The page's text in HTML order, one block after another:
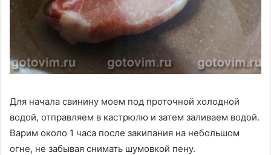
Для начала свинину моем под проточной холодной
водой, отправляем в кастрюлю и затем заливаем водой.
Варим около 1 часа после закипания на небольшом
огне, не забывая снимать шумовкой пену.